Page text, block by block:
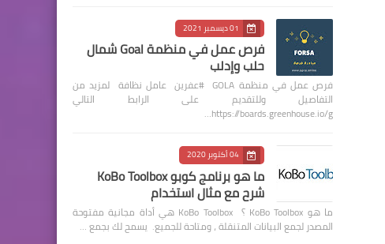
01 ديسمبر 2021
فرص عمل في منظمة Goal شمال
حلب وإدلب
فرص عمل في منظمة GOLA #عفرين عامل نظافة لمزيد من
التفاصيل وللتقديم على الرابط التالي
https://boards.greenhouse.io/g…
04 أكتوبر 2020
ما هو برنامج كوبو KoBo Toolbox
شرح مع مثال استخدام
ما هو KoBo Toolbox ؟ KoBo Toolbox هي أداة مجانية مفتوحة
المصدر لجمع البيانات المتنقلة ، ومتاحة للجميع. يسمح لك بجمع …